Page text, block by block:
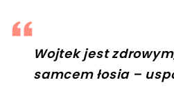
Wojtek jest
samcem łosia –